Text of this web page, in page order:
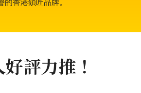
的香港鎖匠品牌。
評力推！